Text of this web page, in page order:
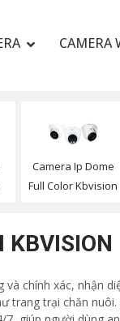
CAMERA
Camera Ip Dome
Full Color Kbvision
KBVISION
chính xác, nhận
trại chăn